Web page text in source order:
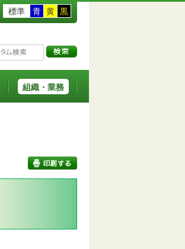
標準 青 黄 黒
組織・業務